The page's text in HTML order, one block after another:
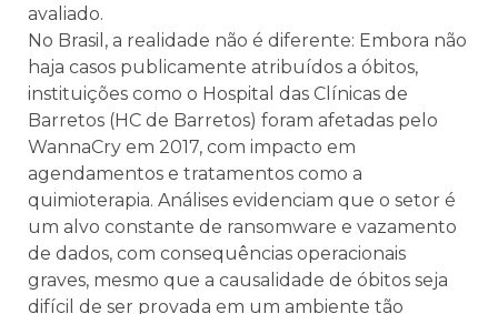
avaliado.
No Brasil, a realidade não é diferente: Embora não
haja casos publicamente atribuídos a óbitos,
instituições como o Hospital das Clínicas de
Barretos (HC de Barretos) foram afetadas pelo
WannaCry em 2017, com impacto em
agendamentos e tratamentos como a
quimioterapia. Análises evidenciam que o setor é
um alvo constante de ransomware e vazamento
de dados, com consequências operacionais
graves, mesmo que a causalidade de óbitos seja
difícil de ser provada em um ambiente tão